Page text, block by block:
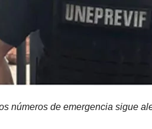
números de emergencia sigue